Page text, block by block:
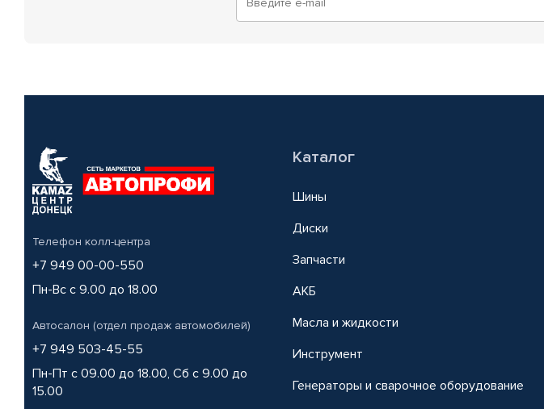
Телефон колл-центра
+7 949 00-00-550
Пн-Вс с 9.00 до 18.00
Автосалон (отдел продаж автомобилей)
+7 949 503-45-55
Пн-Пт с 09.00 до 18.00, Сб с 9.00 до
15.00
Каталог
Шины
Диски
Запчасти
АКБ
Масла и жидкости
Инструмент
Генераторы и сварочное оборудование